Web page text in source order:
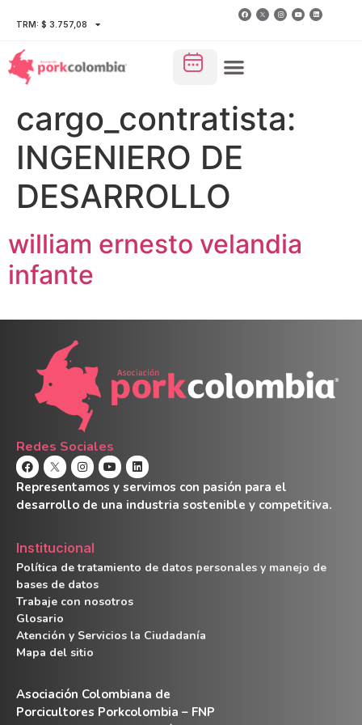
TRM: $ 3.757,08
cargo_contratista:
INGENIERO DE
DESARROLLO
william ernesto velandia
infante
Redes Sociales
Representamos y servimos con pasión para el
desarrollo de una industria sostenible y competitiva.
Institucional
Política de tratamiento de datos personales y manejo de
bases de datos
Trabaje con nosotros
Glosario
Atención y Servicios la Ciudadanía
Mapa del sitio
Asociación Colombiana de
Porcicultores Porkcolombia – FNP